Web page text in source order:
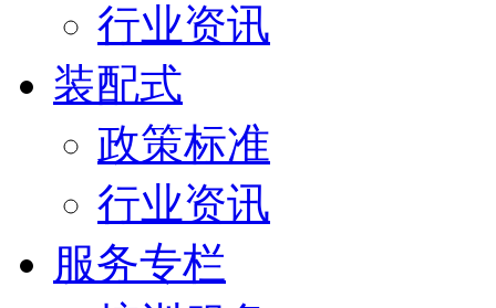
行业资讯
装配式
政策标准
行业资讯
服务专栏